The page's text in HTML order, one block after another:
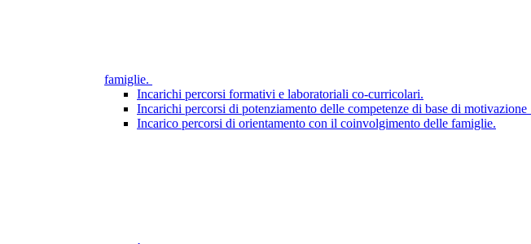
famiglie.
Incarichi percorsi formativi e laboratoriali co-curricolari.
Incarichi percorsi di potenziamento delle competenze di base di
Incarico percorsi di orientamento con il coinvolgimento delle famiglie.